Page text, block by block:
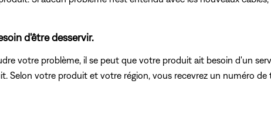
d'être desservir.
votre problème, il se peut que votre produit ait besoin d'un
Selon votre produit et votre région, vous recevrez un numéro